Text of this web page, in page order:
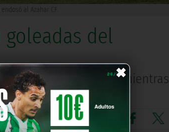
×
al Azahar CF.
goleadas del
un contundete 0-3, mientras
por 3-0
Comparte en